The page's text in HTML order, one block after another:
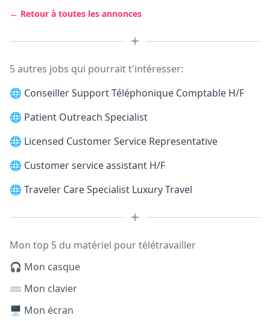
← Retour à toutes les annonces
5 autres jobs qui pourrait t'intéresser:
🌐 Conseiller Support Téléphonique Comptable H/F
🌐 Patient Outreach Specialist
🌐 Licensed Customer Service Representative
🌐 Customer service assistant H/F
🌐 Traveler Care Specialist Luxury Travel
Mon top 5 du matériel pour télétravailler
🎧 Mon casque
⌨️ Mon clavier
🖥️ Mon écran